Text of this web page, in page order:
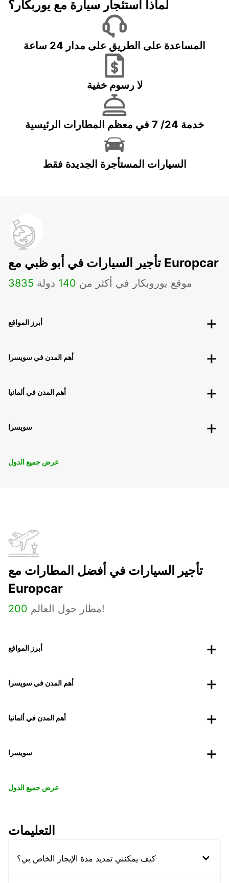
لماذا استئجار سيارة مع يوربكار؟
المساعدة على الطريق على مدار 24 ساعة
لا رسوم خفية
خدمة 24/ 7 في معظم المطارات الرئيسية
السيارات المستأجرة الجديدة فقط
تأجير السيارات في أبو ظبي مع Europcar
3835 موقع يوروبكار في أكثر من 140 دولة
أبرز المواقع
أهم المدن في سويسرا
أهم المدن في ألمانيا
سويسرا
عرض جميع الدول
تأجير السيارات في أفضل المطارات مع
Europcar
200 مطار حول العالم!
أبرز المواقع
أهم المدن في سويسرا
أهم المدن في ألمانيا
سويسرا
عرض جميع الدول
التعليمات
كيف يمكنني تمديد مدة الإيجار الخاص بي؟